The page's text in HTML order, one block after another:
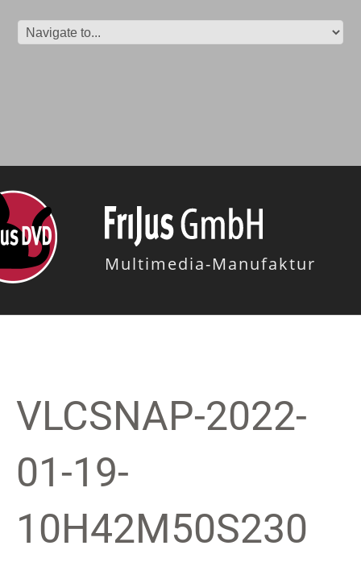
Multimedia-Manufaktur
VLCSNAP-2022-
01-19-
10H42M50S230